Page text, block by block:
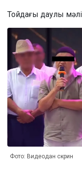
Тойдағы даулы
Фото: Видеодан скрин